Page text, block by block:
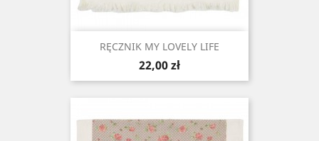
RĘCZNIK MY LOVELY LIFE
Cena
22,00 zł